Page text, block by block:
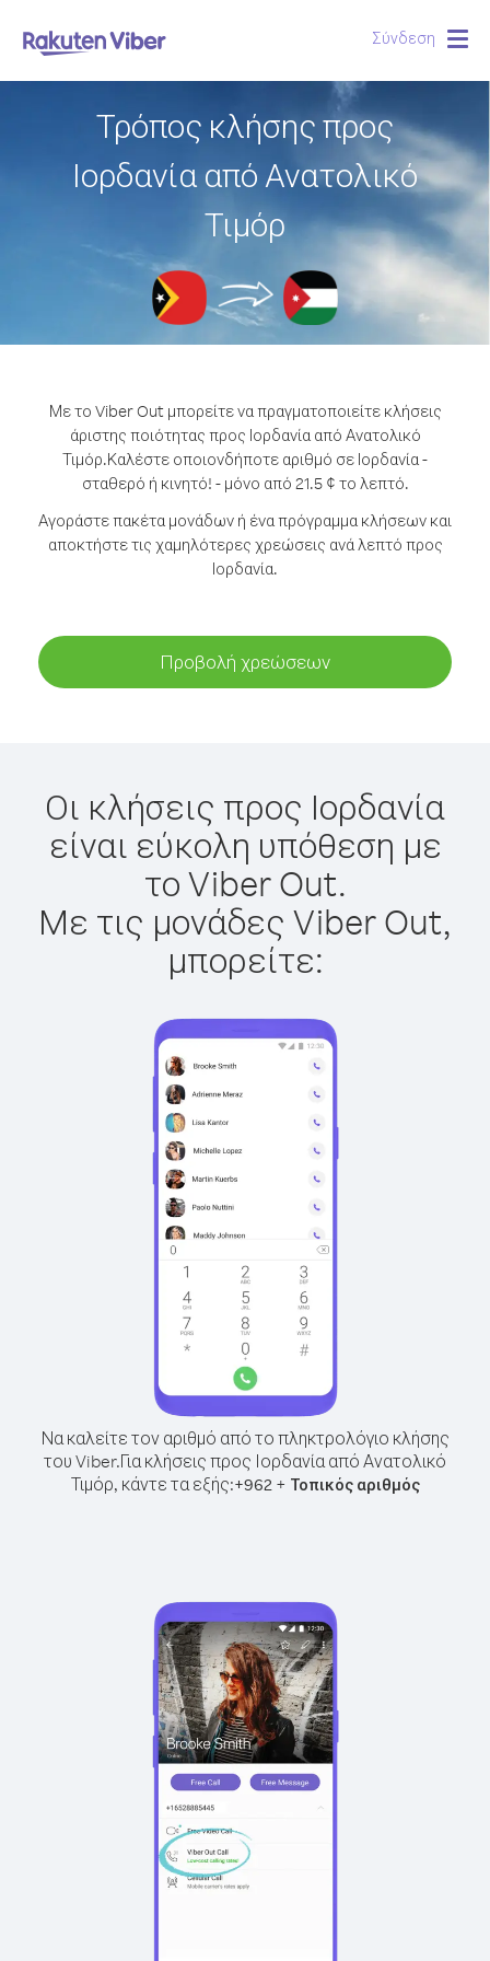
Σύνδεση
Τρόπος κλήσης προς
Ιορδανία από Ανατολικό
Τιμόρ
Με το Viber Out μπορείτε να πραγματοποιείτε κλήσεις
άριστης ποιότητας προς Ιορδανία από Ανατολικό
Τιμόρ.Καλέστε οποιονδήποτε αριθμό σε Ιορδανία -
σταθερό ή κινητό! - μόνο από 21.5 ¢ το λεπτό.
Αγοράστε πακέτα μονάδων ή ένα πρόγραμμα κλήσεων και
αποκτήστε τις χαμηλότερες χρεώσεις ανά λεπτό προς
Ιορδανία.
Προβολή χρεώσεων
Οι κλήσεις προς Ιορδανία
είναι εύκολη υπόθεση με
το Viber Out.
Με τις μονάδες Viber Out,
μπορείτε:
Να καλείτε τον αριθμό από το πληκτρολόγιο κλήσης
του Viber.Για κλήσεις προς Ιορδανία από Ανατολικό
Τιμόρ, κάντε τα εξής:+962+ Τοπικός αριθμός